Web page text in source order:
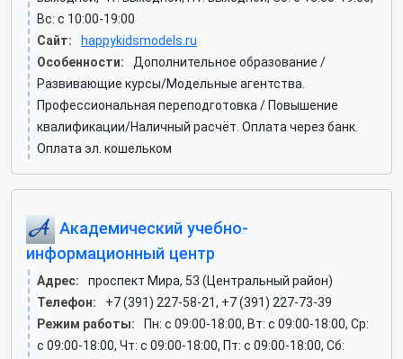
Вс: c 10:00-19:00
Сайт:
happykidsmodels.ru
Особенности:
Дополнительное образование /
Развивающие курсы/Модельные агентства.
Профессиональная переподготовка / Повышение
квалификации/Наличный расчёт. Оплата через банк.
Оплата эл. кошельком
Академический учебно-
информационный центр
Адрес:
проспект Мира, 53 (Центральный район)
Телефон:
+7 (391) 227-58-21, +7 (391) 227-73-39
Режим работы:
Пн: c 09:00-18:00, Вт: c 09:00-18:00, Ср:
c 09:00-18:00, Чт: c 09:00-18:00, Пт: c 09:00-18:00, Сб: